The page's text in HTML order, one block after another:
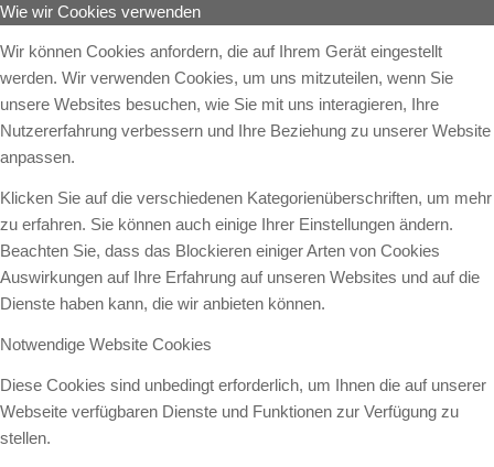
Wie wir Cookies verwenden
Wir können Cookies anfordern, die auf Ihrem Gerät eingestellt
werden. Wir verwenden Cookies, um uns mitzuteilen, wenn Sie
unsere Websites besuchen, wie Sie mit uns interagieren, Ihre
Nutzererfahrung verbessern und Ihre Beziehung zu unserer Website
anpassen.
Klicken Sie auf die verschiedenen Kategorienüberschriften, um mehr
zu erfahren. Sie können auch einige Ihrer Einstellungen ändern.
Beachten Sie, dass das Blockieren einiger Arten von Cookies
Auswirkungen auf Ihre Erfahrung auf unseren Websites und auf die
Dienste haben kann, die wir anbieten können.
Notwendige Website Cookies
Diese Cookies sind unbedingt erforderlich, um Ihnen die auf unserer
Webseite verfügbaren Dienste und Funktionen zur Verfügung zu
stellen.